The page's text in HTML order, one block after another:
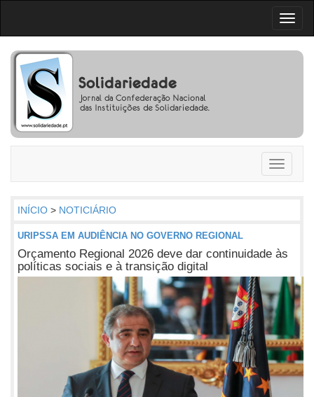
Toggle
INÍCIO > NOTICIÁRIO
URIPSSA EM AUDIÊNCIA NO GOVERNO REGIONAL
Orçamento Regional 2026 deve dar continuidade às
políticas sociais e à transição digital